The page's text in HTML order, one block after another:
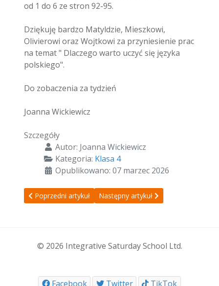
od 1 do 6 ze stron 92-95.
Dziękuję bardzo Matyldzie, Mieszkowi,
Olivierowi oraz Wojtkowi za przyniesienie prac
na temat " Dlaczego warto uczyć się języka
polskiego".
Do zobaczenia za tydzień
Joanna Wickiewicz
Szczegóły
Autor: Joanna Wickiewicz
Kategoria: Klasa 4
Opublikowano: 07 marzec 2026
Poprzedni artykuł: Opis zajęć z 14.03.2026
Poprzedni artykuł Następny artykuł: Opis zajęć z
Następny artykuł
© 2026 Integrative Saturday School Ltd.
Facebook Twitter TikTok